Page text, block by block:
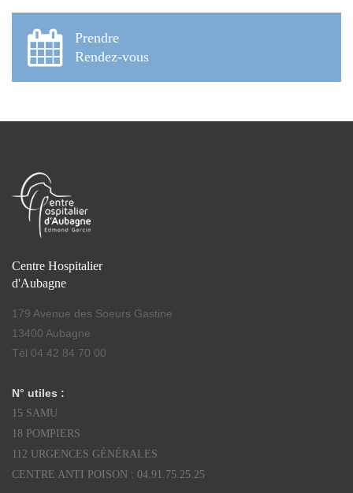
Prendre
Rendez-vous
Centre Hospitalier
d'Aubagne
179 Avenue des Soeurs Gastine
13400 Aubagne
Tél 04 42 84 70 00
N° utiles :
15 SAMU
18 POMPIERS
112 URGENCES GÉNÉRALES
CENTRE ANTI POISON : 04.91.75.25.25